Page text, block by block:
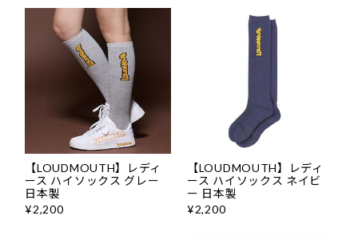
【LOUDMOUTH】レディ
ース ハイソックス グレー
日本製
¥2,200
【LOUDMOUTH】レディ
ース ハイソックス ネイビ
ー 日本製
¥2,200